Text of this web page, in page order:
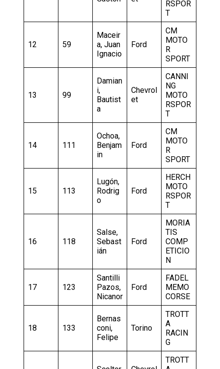
RSPOR
T
12 59
Maceir
a, Juan
Ignacio
Ford
CM
MOTO
R
SPORT
13 99
Damian
i,
Bautist
a
Chevrol
et
CANNI
NG
MOTO
RSPOR
T
14 111
Ochoa,
Benjam
in
Ford
CM
MOTO
R
SPORT
15 113
Lugón,
Rodrig
o
Ford
HERCH
MOTO
RSPOR
T
16 118
Salse,
Sebast
ián
Ford
MORIA
TIS
COMP
ETICIO
N
17 123
Santilli
Pazos,
Nicanor
Ford
FADEL
MEMO
CORSE
18 133
Bernas
coni,
Felipe
Torino
TROTT
A
RACIN
G
TROTT